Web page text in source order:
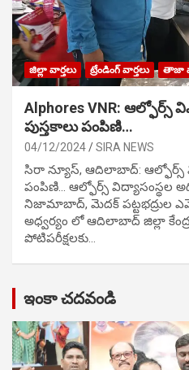
జిల్లా వార్తలు ట్రేండింగ్ వార్తలు తాజా
Alphores VNR: ఆల్ఫోర్స్
పుస్తకాలు పంపిణి…
04/12/2024 SIRA NEWS
సిరా న్యూస్, ఆదిలాబాద్: ఆల్ఫోర్స్
పంపిణి… ఆల్ఫోర్స్ విద్యాసంస్థల
నిజామాబాద్, మెదక్ పట్టభద్రుల
అధ్వర్యం లో ఆదిలాబాద్ జిల్లా
పోటిప‌రీక్ష‌ల‌కు…
ఇంకా చదవండి